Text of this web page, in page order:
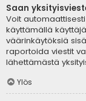
Saan
Voit
käyttämällä
väärinkäytöksiä
raportoida viestit
lähettämästä
Ylös